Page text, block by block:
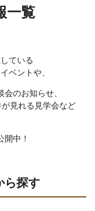
一覧
ている
ベントや、
のお知らせ、
見れる見学会など
中！
ら探す